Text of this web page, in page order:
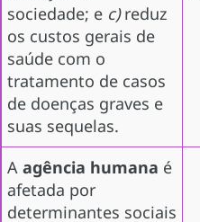
sociedade; e c)reduz
os custos gerais de
saúde com o
tratamento de casos
de doenças graves e
suas sequelas.
A agência humana é
afetada por
determinantes sociais